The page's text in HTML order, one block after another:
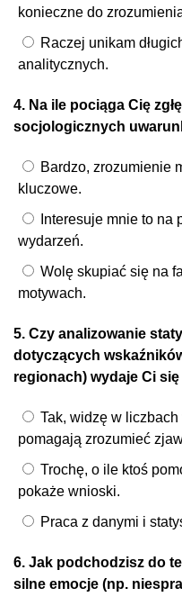
konieczne do
Raczej unikam
analitycznych.
4. Na ile pociąga Cię
socjologicznych
Bardzo, zrozumienie
kluczowe.
Interesuje mnie to na
wydarzeń.
Wolę skupiać się na
motywach.
5. Czy analizowanie
dotyczących
regionach) wydaje Ci
Tak, widzę w
pomagają zrozumieć
Trochę, o ile ktoś
pokaże wnioski.
Praca z danymi i
6. Jak podchodzisz do
silne emocje (np.